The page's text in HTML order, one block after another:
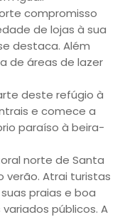
compromisso
de lojas à sua
destaca. Além
de áreas de lazer
deste refúgio à
e comece a
paraíso à beira-
norte de Santa
verão. Atrai turistas
praias e boa
públicos. A